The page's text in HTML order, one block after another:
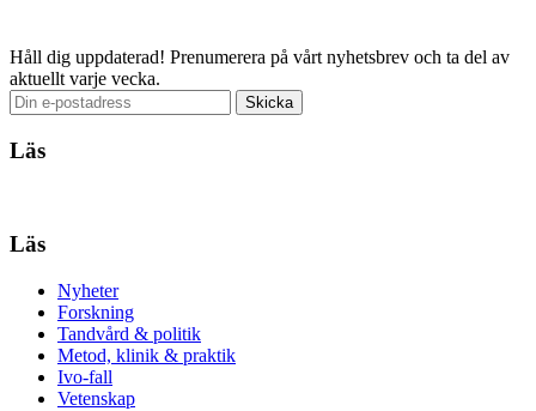
Håll dig uppdaterad! Prenumerera på vårt nyhetsbrev och ta del av
aktuellt varje vecka.
Läs
Läs
Nyheter
Forskning
Tandvård & politik
Metod, klinik & praktik
Ivo-fall
Vetenskap